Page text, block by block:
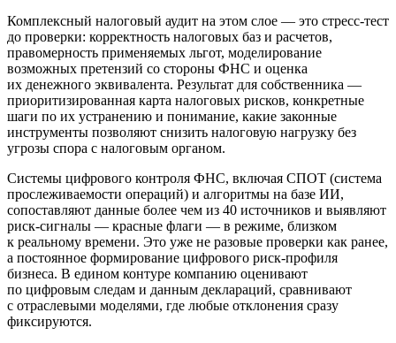
Комплексный налоговый аудит на этом слое — это стресс-тест
до проверки: корректность налоговых баз и расчетов,
правомерность применяемых льгот, моделирование
возможных претензий со стороны ФНС и оценка
их денежного эквивалента. Результат для собственника —
приоритизированная карта налоговых рисков, конкретные
шаги по их устранению и понимание, какие законные
инструменты позволяют снизить налоговую нагрузку без
угрозы спора с налоговым органом.
Системы цифрового контроля ФНС, включая СПОТ (система
прослеживаемости операций) и алгоритмы на базе ИИ,
сопоставляют данные более чем из 40 источников и выявляют
риск-сигналы — красные флаги — в режиме, близком
к реальному времени. Это уже не разовые проверки как ранее,
а постоянное формирование цифрового риск-профиля
бизнеса. В едином контуре компанию оценивают
по цифровым следам и данным деклараций, сравнивают
с отраслевыми моделями, где любые отклонения сразу
фиксируются.